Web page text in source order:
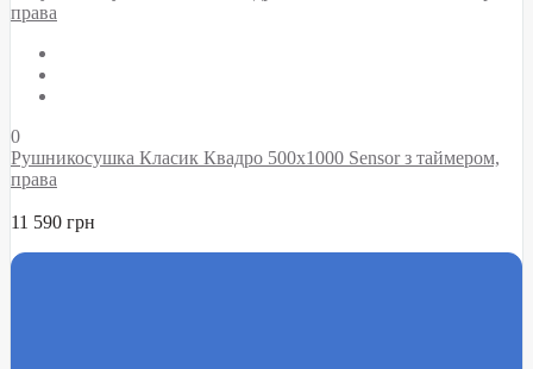
0
Рушникосушка Класик Квадро 500х1000 Sensor з таймером,
права
11 590 грн